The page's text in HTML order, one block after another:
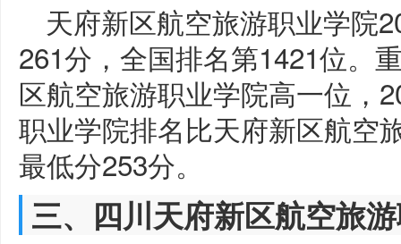
天府新区航空旅游职业学院
261分，全国排名第1421位。
区航空旅游职业学院高一位，
职业学院排名比天府新区航空
最低分253分。
三、四川天府新区航空旅